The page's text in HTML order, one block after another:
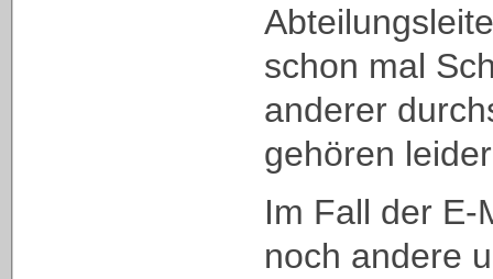
schon mal
anderer
gehören
Im Fall der E-
noch andere